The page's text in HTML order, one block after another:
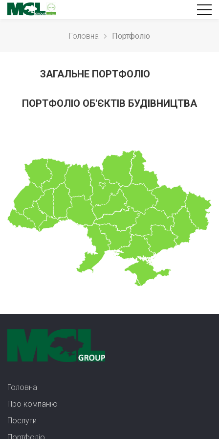
Головна Портфолiо
ЗАГАЛЬНЕ ПОРТФОЛІО
ПОРТФОЛІО ОБ'ЄКТІВ БУДІВНИЦТВА
Головна
Про компанію
Послуги